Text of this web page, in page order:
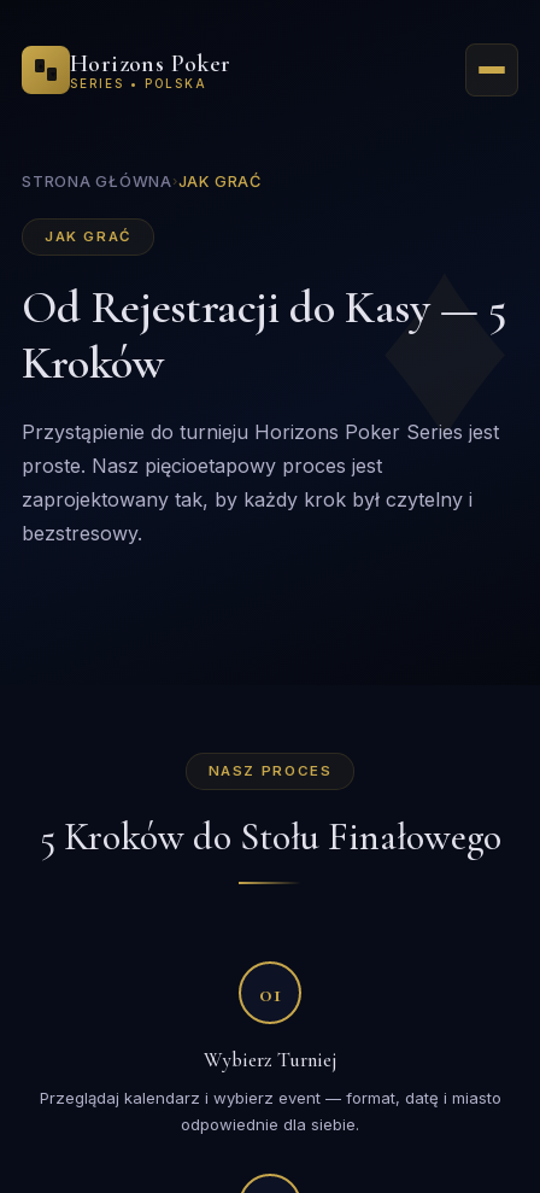
Horizons Poker
SERIES • POLSKA
♦
STRONA GŁÓWNA›JAK GRAĆ
JAK GRAĆ
Od Rejestracji do Kasy — 5
Kroków
Przystąpienie do turnieju Horizons Poker Series jest
proste. Nasz pięcioetapowy proces jest
zaprojektowany tak, by każdy krok był czytelny i
bezstresowy.
NASZ PROCES
5 Kroków do Stołu Finałowego
01
Wybierz Turniej
Przeglądaj kalendarz i wybierz event — format, datę i miasto
odpowiednie dla siebie.